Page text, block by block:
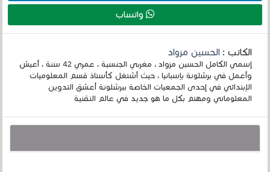
واتساب
الكاتب :الحسين مزواد
إسمي الكامل الحسين مزواد ، مغربي الجنسية ، عمري 42 سنة ، أعيش
وأعمل في برشلونة بإسبانيا ، حيث أشتغل كأستاذ قسم المعلوميات
الإبتدائي في إحدى الجمعيات الخاصة ببرشلونة أعشق التدوين
المعلوماتي ومهتم بكل ما هو جديد في عالم التقنية